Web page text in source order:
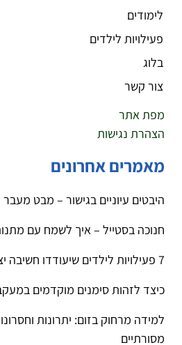
לימודים
פעילויות לילדים
בלוג
צור קשר
מפת אתר
הצהרת נגישות
מאמרים אחרונים
היבטים עיוניים בגישור – מבט
חנוכה בסטייל – איך לשמח עם
7 פעילויות לילדים שיעודדו חשיבה יצירתית מחוץ לקופסא
כיצד לזהות סימנים מוקדמים
למידה מרחוק בזום: יתרונות
מסורתיים